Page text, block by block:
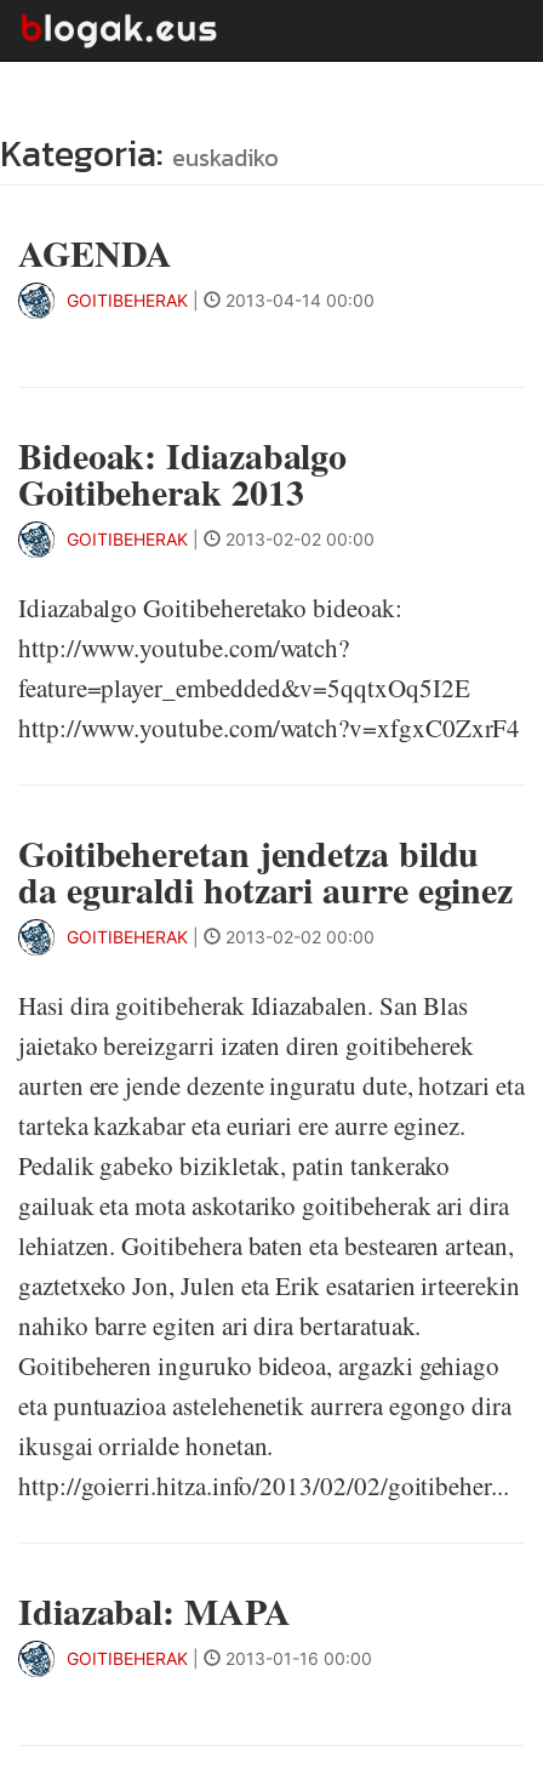
Kategoria: euskadiko
AGENDA
GOITIBEHERAK 2013-04-14 00:00
Bideoak: Idiazabalgo
Goitibeherak 2013
GOITIBEHERAK 2013-02-02 00:00
Idiazabalgo Goitibeheretako bideoak:
http://www.youtube.com/watch?
feature=player_embedded&v=5qqtxOq5I2E
http://www.youtube.com/watch?v=xfgxC0ZxrF4
Goitibeheretan jendetza bildu
da eguraldi hotzari aurre eginez
GOITIBEHERAK 2013-02-02 00:00
Hasi dira goitibeherak Idiazabalen. San Blas
jaietako bereizgarri izaten diren goitibeherek
aurten ere jende dezente inguratu dute, hotzari eta
tarteka kazkabar eta euriari ere aurre eginez.
Pedalik gabeko bizikletak, patin tankerako
gailuak eta mota askotariko goitibeherak ari dira
lehiatzen. Goitibehera baten eta bestearen artean,
gaztetxeko Jon, Julen eta Erik esatarien irteerekin
nahiko barre egiten ari dira bertaratuak.
Goitibeheren inguruko bideoa, argazki gehiago
eta puntuazioa astelehenetik aurrera egongo dira
ikusgai orrialde honetan.
http://goierri.hitza.info/2013/02/02/goitibeher...
Idiazabal: MAPA
GOITIBEHERAK 2013-01-16 00:00